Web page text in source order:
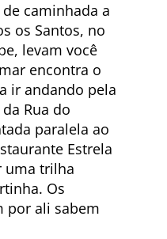
caminhada a
os Santos, no
levam você
encontra o
ir andando pela
Rua do
paralela ao
Estrela
uma trilha
Os
por ali sabem